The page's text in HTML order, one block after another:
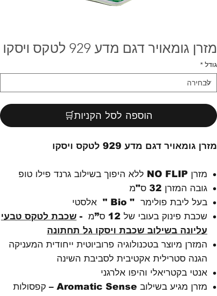
מזרן גומאויר דגם מדע 929 לטקס ויסקו
גודל *
הוספה לסל הקניות🛒
מזרן גומאויר דגם מדע 929 לטקס ויסקו
מזרן NO FLIP ללא היפוך בשילוב גרנד פילו טופ
גובה המזרן 32 ס"מ
בעל ליבת פולימר " Bio " אלסטי
שכבת פינוק בעובי של 12 ס”מ -
שכבת לטקס טבעי
עליונה בשילוב שכבת ויסקו גל תחתונה
המזרן מיוצר בטכנולוגיה פרוביוטית ייחודית המעניקה
הגנה סטרילית אקטיבית לסביבת השינה
אנטי בקטריאלי והיפו אלרגני
מזרן מגיע בשילוב Aromatic Sense – קפסולות